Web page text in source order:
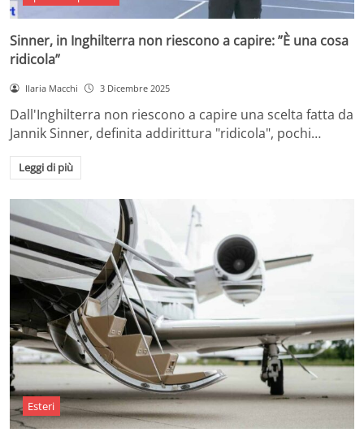
Sinner, in Inghilterra non riescono a capire: ”È una cosa
ridicola”
Ilaria Macchi 3 Dicembre 2025
Dall'Inghilterra non riescono a capire una scelta fatta da
Jannik Sinner, definita addirittura "ridicola", pochi…
Leggi di più
Esteri